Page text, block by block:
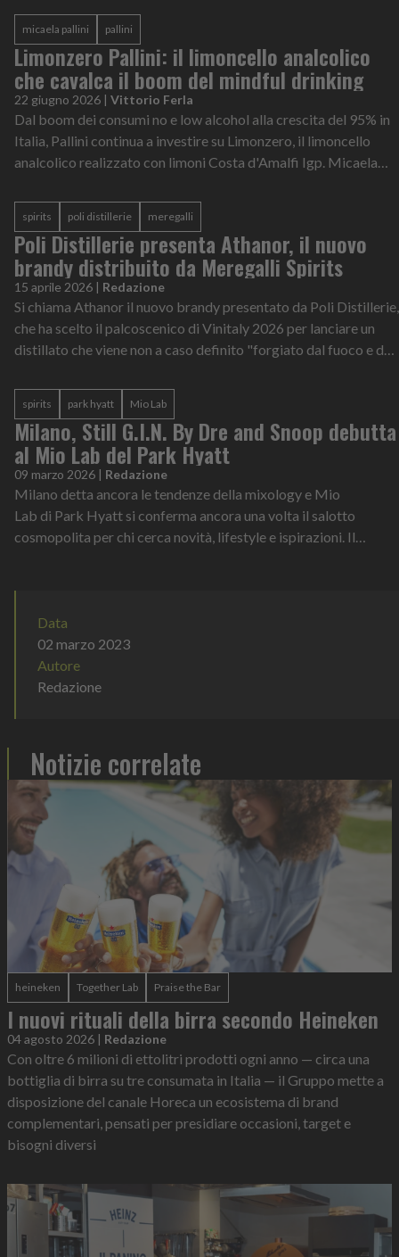
micaela pallini pallini
Limonzero Pallini: il limoncello analcolico
che cavalca il boom del mindful drinking
22 giugno 2026 | Vittorio Ferla
Dal boom dei consumi no e low alcohol alla crescita del 95% in
Italia, Pallini continua a investire su Limonzero, il limoncello
analcolico realizzato con limoni Costa d'Amalfi Igp. Micaela
alcol e le nuove opportunità nella mixology e nel mondo dei
mocktail
spirits poli distillerie meregalli
Poli Distillerie presenta Athanor, il nuovo
brandy distribuito da Meregalli Spirits
15 aprile 2026 | Redazione
Si chiama Athanor il nuovo brandy presentato da Poli Distillerie,
che ha scelto il palcoscenico di Vinitaly 2026 per lanciare un
distillato che viene non a caso definito "forgiato dal fuoco e dal
spirits park hyatt Mio Lab
Milano, Still G.I.N. By Dre and Snoop debutta
al Mio Lab del Park Hyatt
09 marzo 2026 | Redazione
Milano detta ancora le tendenze della mixology e Mio
Lab di Park Hyatt si conferma ancora una volta il salotto
cosmopolita per chi cerca novità, lifestyle e ispirazioni. Il
Data
02 marzo 2023
Autore
Redazione
Notizie correlate
heineken Together Lab Praise the Bar
I nuovi rituali della birra secondo Heineken
04 agosto 2026 | Redazione
Con oltre 6 milioni di ettolitri prodotti ogni anno — circa una
bottiglia di birra su tre consumata in Italia — il Gruppo mette a
disposizione del canale Horeca un ecosistema di brand
complementari, pensati per presidiare occasioni, target e
bisogni diversi